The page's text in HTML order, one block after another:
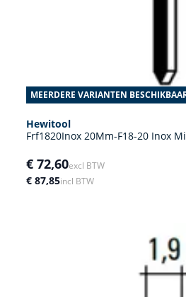
MEERDERE VARIANTEN
Hewitool
Frf1820Inox 20Mm-F18-20 Inox
€ 72,60excl BTW
€ 87,85incl BTW